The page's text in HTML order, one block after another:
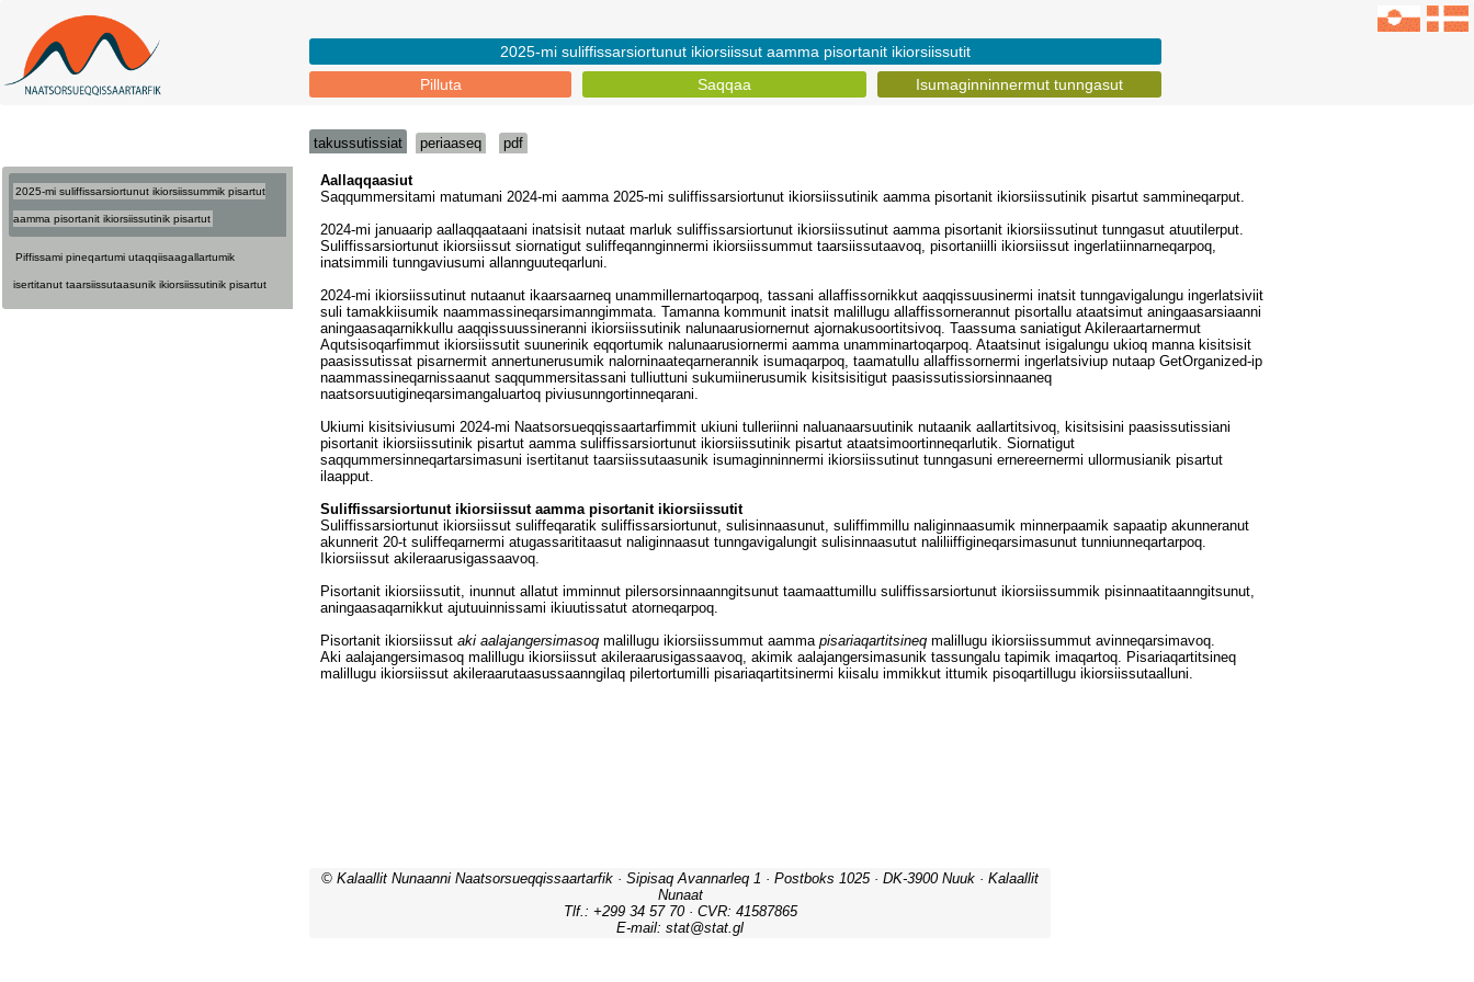
Pilluta Saqqaa Isumaginninnermut tunngasut
2025-mi suliffissarsiortunut ikiorsiissut aamma pisortanit ikiorsiissutit
takussutissiat periaaseq pdf
2025-mi suliffissarsiortunut ikiorsiissummik pisartut
aamma pisortanit ikiorsiissutinik pisartut
Piffissami pineqartumi utaqqiisaagallartumik
isertitanut taarsiissutaasunik ikiorsiissutinik pisartut
© Kalaallit Nunaanni Naatsorsueqqissaartarfik · Sipisaq Avannarleq 1 · Postboks 1025 · DK-3900 Nuuk · Kalaallit
Nunaat
Tlf.: +299 34 57 70 · CVR: 41587865
E-mail: stat@stat.gl